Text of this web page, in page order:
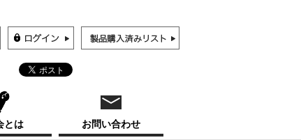
とは お問い合わせ